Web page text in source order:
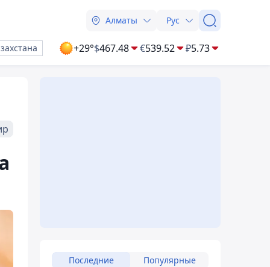
Алматы Рус
+29°$467.48 €539.52 ₽5.73
Последние Популярные